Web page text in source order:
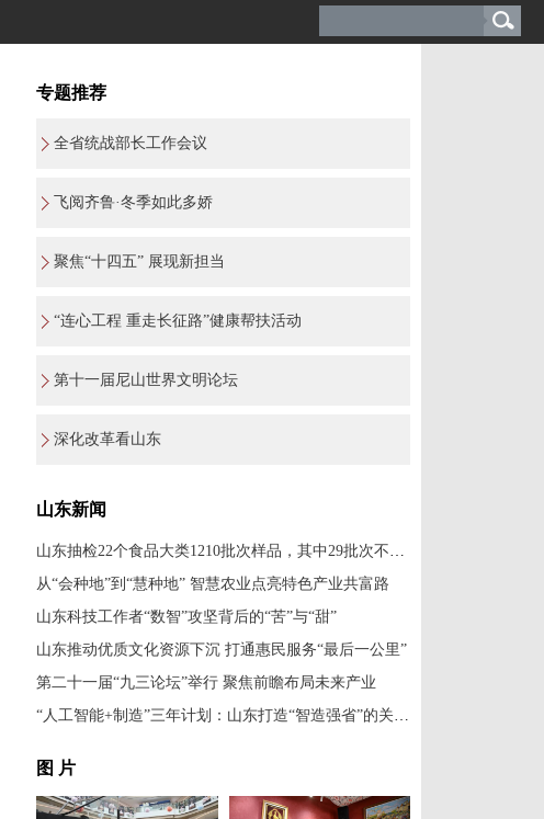
专题推荐
全省统战部长工作会议
飞阅齐鲁·冬季如此多娇
聚焦“十四五” 展现新担当
“连心工程 重走长征路”健康帮扶活动
第十一届尼山世界文明论坛
深化改革看山东
山东新闻
山东抽检22个食品大类1210批次样品，其中29批次不合格
从“会种地”到“慧种地” 智慧农业点亮特色产业共富路
山东科技工作者“数智”攻坚背后的“苦”与“甜”
山东推动优质文化资源下沉 打通惠民服务“最后一公里”
第二十一届“九三论坛”举行 聚焦前瞻布局未来产业
“人工智能+制造”三年计划：山东打造“智造强省”的关键一步
图 片